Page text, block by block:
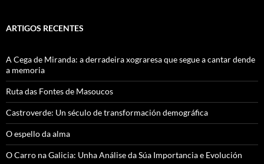
ARTIGOS RECENTES
A Cega de Miranda: a derradeira xograresa que segue a cantar dende
a memoria
Ruta das Fontes de Masoucos
Castroverde: Un século de transformación demográfica
O espello da alma
O Carro na Galicia: Unha Análise da Súa Importancia e Evolución